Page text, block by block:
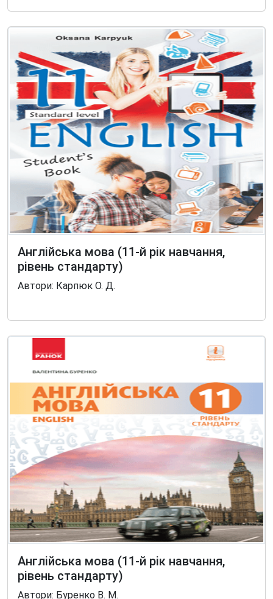
Англійська мова (11-й рік навчання,
рівень стандарту)
Автори: Карпюк О. Д.
Англійська мова (11-й рік навчання,
рівень стандарту)
Автори: Буренко В. М.